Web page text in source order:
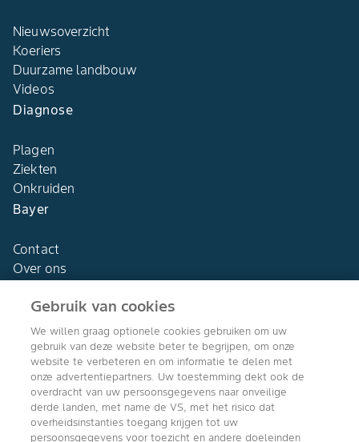
Nieuwsoverzicht
Koeriers
Duurzame landbouw
Videos
Diagnose
Plagen
Ziekten
Onkruiden
Bayer
Contact
Over ons
Agro Bayer
Nederland
Gebruik van cookies
We willen graag optionele cookies gebruiken om uw
gebruik van deze website beter te begrijpen, om onze
website te verbeteren en om informatie te delen met
onze advertentiepartners. Uw toestemming dekt ook de
overdracht van uw persoonsgegevens naar onveilige
derde landen, met name de VS, met het risico dat
overheidsinstanties toegang krijgen tot uw
persoonsgegevens voor toezicht en andere doeleinden